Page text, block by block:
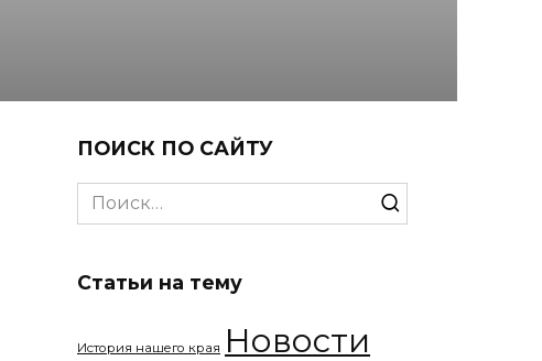
ПОИСК ПО САЙТУ
Search
for:
Статьи на тему
История нашего края Новости